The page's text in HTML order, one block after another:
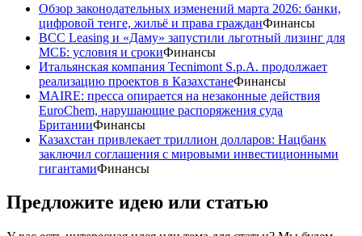
Обзор законодательных изменений марта 2026: банки,
цифровой тенге, жильё и права гражданФинансы
BCC Leasing и «Даму» запустили льготный лизинг для
МСБ: условия и срокиФинансы
Итальянская компания Tecnimont S.p.A. продолжает
реализацию проектов в КазахстанеФинансы
MAIRE: пресса опирается на незаконные действия
EuroChem, нарушающие распоряжения суда
БританииФинансы
Казахстан привлекает триллион долларов: Нацбанк
заключил соглашения с мировыми инвестиционными
гигантамиФинансы
Предложите идею или статью